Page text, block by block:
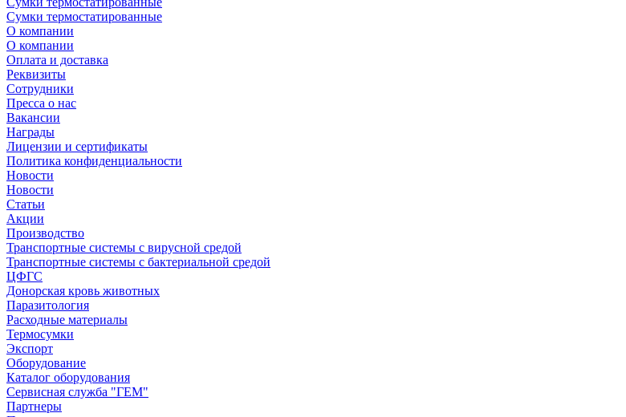
Сумки термостатированные
О компании
О компании
Оплата и доставка
Реквизиты
Сотрудники
Пресса о нас
Вакансии
Награды
Лицензии и сертификаты
Политика конфиденциальности
Новости
Новости
Статьи
Акции
Производство
Транспортные системы с вирусной средой
Транспортные системы с бактериальной средой
ЦФГС
Донорская кровь животных
Паразитология
Расходные материалы
Термосумки
Экспорт
Оборудование
Каталог оборудования
Сервисная служба "ГЕМ"
Партнеры